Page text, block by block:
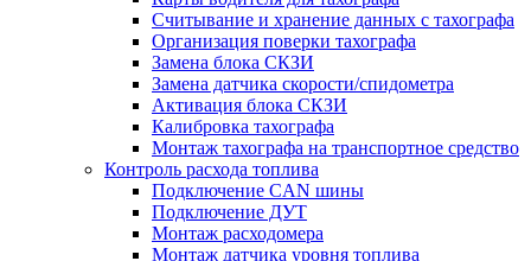
Считывание и хранение данных с тахографа
Организация поверки тахографа
Замена блока СКЗИ
Замена датчика скорости/спидометра
Активация блока СКЗИ
Калибровка тахографа
Монтаж тахографа на транспортное средство
Контроль расхода топлива
Подключение CAN шины
Подключение ДУТ
Монтаж расходомера
Монтаж датчика уровня топлива